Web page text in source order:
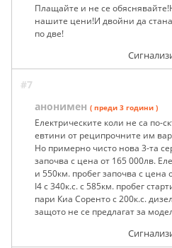
Плащайте и не се
нашите цени!И двойни да
по две!
#7
анонимен ( преди 3 години )
Електрическите коли не са по-
евтини от реципрочните им
Но примерно чисто нова 3-та
започва с цена от 165 000лв.
и 550км. пробег започва с цена
I4 с 340к.с. с 585км. пробег
пари Киа Соренто с 200к.с.
защото не се предлагат за